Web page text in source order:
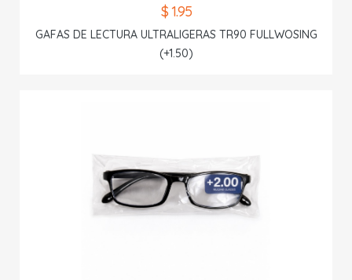
$ 1.95
GAFAS DE LECTURA ULTRALIGERAS TR90 FULLWOSING
(+1.50)